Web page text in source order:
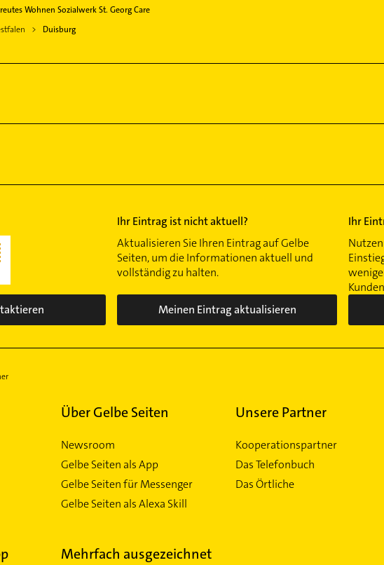
Wohnen Sozialwerk St. Georg Care
Duisburg
Ihr Eintrag ist nicht aktuell?
Aktualisieren Sie Ihren Eintrag auf Gelbe
Seiten, um die Informationen aktuell und
vollständig zu halten.
Meinen Eintrag aktualisieren
Ihr
Über Gelbe Seiten
Newsroom
Gelbe Seiten als App
Gelbe Seiten für Messenger
Gelbe Seiten als Alexa Skill
Unsere Partner
Kooperationspartner
Das Telefonbuch
Das Örtliche
Mehrfach ausgezeichnet